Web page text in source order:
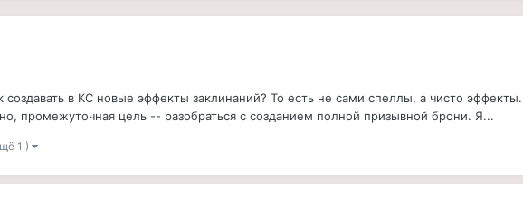
в КС новые эффекты заклинаний? То есть не сами спеллы, а чисто
промежуточная цель -- разобраться с созданием полной призывной брони. Я...
1 )